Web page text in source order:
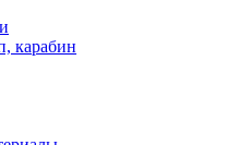
карабин